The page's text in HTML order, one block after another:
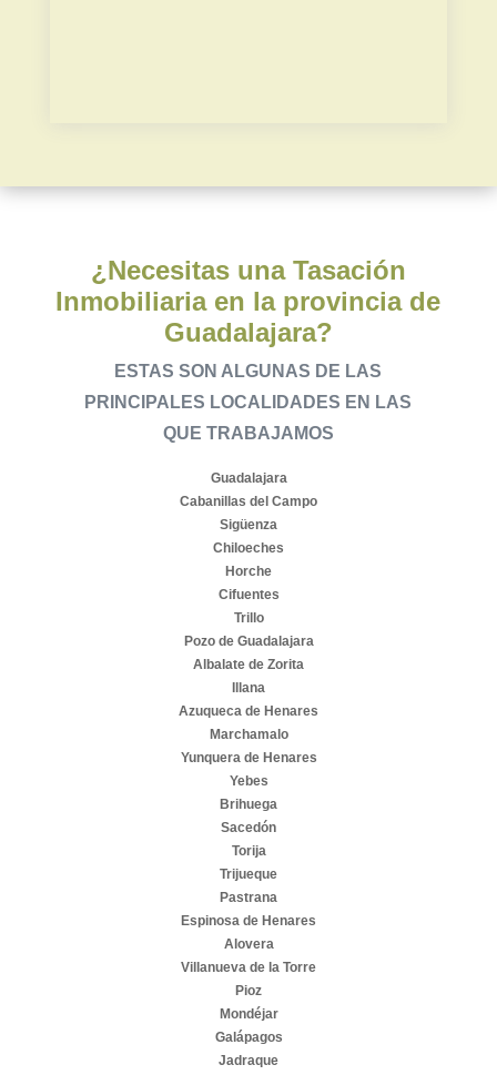
¿Necesitas una Tasación
Inmobiliaria en la provincia de
Guadalajara?
ESTAS SON ALGUNAS DE LAS
PRINCIPALES LOCALIDADES EN LAS
QUE TRABAJAMOS
Guadalajara
Cabanillas del Campo
Sigüenza
Chiloeches
Horche
Cifuentes
Trillo
Pozo de Guadalajara
Albalate de Zorita
Illana
Azuqueca de Henares
Marchamalo
Yunquera de Henares
Yebes
Brihuega
Sacedón
Torija
Trijueque
Pastrana
Espinosa de Henares
Alovera
Villanueva de la Torre
Pioz
Mondéjar
Galápagos
Jadraque